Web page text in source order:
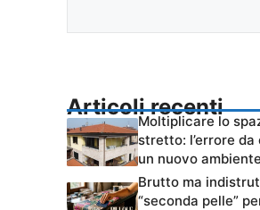
Articoli recenti
Moltiplicare lo
stretto: l’errore
un nuovo ambiente
Brutto ma
“seconda pelle”